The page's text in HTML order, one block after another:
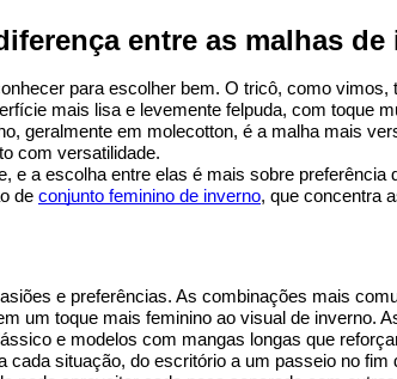
entre as malhas de
para escolher bem. O tricô, como
geralmente em molecotton, é a malha mais
com versatilidade.
e a escolha entre elas é mais sobre
de conjunto feminino de inverno, que concentra
e preferências. As combinações mais
um toque mais feminino ao visual de inverno.
e modelos com mangas longas que
situação, do escritório a um passeio no